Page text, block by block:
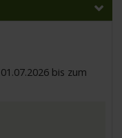
bis zum